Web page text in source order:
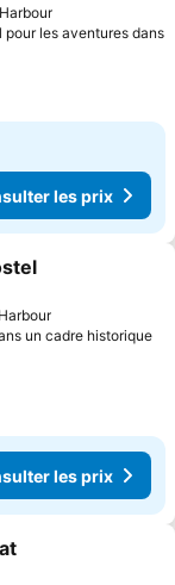
pour les aventures dans
les prix
favoris
un cadre historique
les prix
favoris